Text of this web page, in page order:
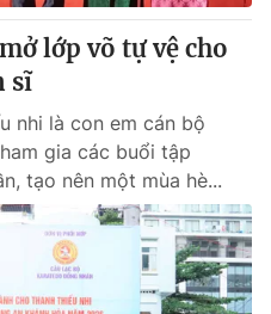
Podcast
video
VTV Thể thao
lớp võ tự vệ cho
sĩ
nhi là con em cán bộ
gia các buổi tập
tạo nên một mùa hè...